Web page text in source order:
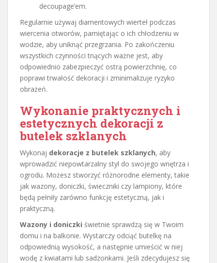
decoupage’em.
Regularnie używaj diamentowych wierteł podczas
wiercenia otworów, pamiętając o ich chłodzeniu w
wodzie, aby uniknąć przegrzania. Po zakończeniu
wszystkich czynności tnących ważne jest, aby
odpowiednio zabezpieczyć ostrą powierzchnię, co
poprawi trwałość dekoracji i zminimalizuje ryzyko
obrażeń.
Wykonanie praktycznych i
estetycznych dekoracji z
butelek szklanych
Wykonaj dekoracje z butelek szklanych, aby
wprowadzić niepowtarzalny styl do swojego wnętrza i
ogrodu. Możesz stworzyć różnorodne elementy, takie
jak wazony, doniczki, świeczniki czy lampiony, które
będą pełniły zarówno funkcję estetyczną, jak i
praktyczną.
Wazony i doniczki świetnie sprawdzą się w Twoim
domu i na balkonie. Wystarczy odciąć butelkę na
odpowiednią wysokość, a następnie umieścić w niej
wodę z kwiatami lub sadzonkami. Jeśli zdecydujesz się